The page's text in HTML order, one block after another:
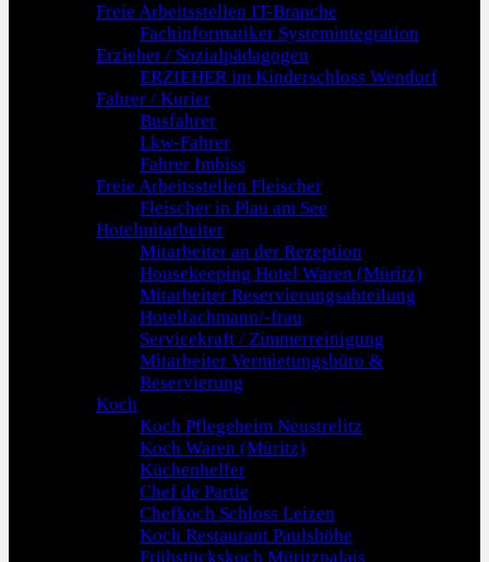
Freie Arbeitsstellen IT-Branche
Fachinformatiker Systemintegration
Erzieher / Sozialpädagogen
ERZIEHER im Kinderschloss Wendorf
Fahrer / Kurier
Busfahrer
Lkw-Fahrer
Fahrer Imbiss
Freie Arbeitsstellen Fleischer
Fleischer in Plau am See
Hotelmitarbeiter
Mitarbeiter an der Rezeption
Housekeeping Hotel Waren (Müritz)
Mitarbeiter Reservierungsabteilung
Hotelfachmann/-frau
Servicekraft / Zimmerreinigung
Mitarbeiter Vermietungsbüro &
Reservierung
Koch
Koch Pflegeheim Neustrelitz
Koch Waren (Müritz)
Küchenhelfer
Chef de Partie
Chefkoch Schloss Leizen
Koch Restaurant Paulshöhe
Frühstückskoch Müritzpalais